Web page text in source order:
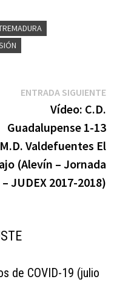
ENTRADA SIGUIENTE
Vídeo: C.D.
Guadalupense 1-13
Valdefuentes El
(Alevín – Jornada
– JUDEX 2017-2018)
de COVID-19 (julio